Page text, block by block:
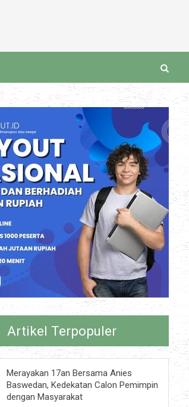
Artikel Terpopuler
Merayakan 17an Bersama Anies
Baswedan, Kedekatan Calon Pemimpin
dengan Masyarakat